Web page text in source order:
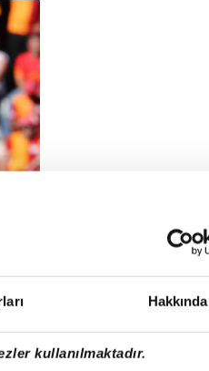
Hakkında
kullanılmaktadır.